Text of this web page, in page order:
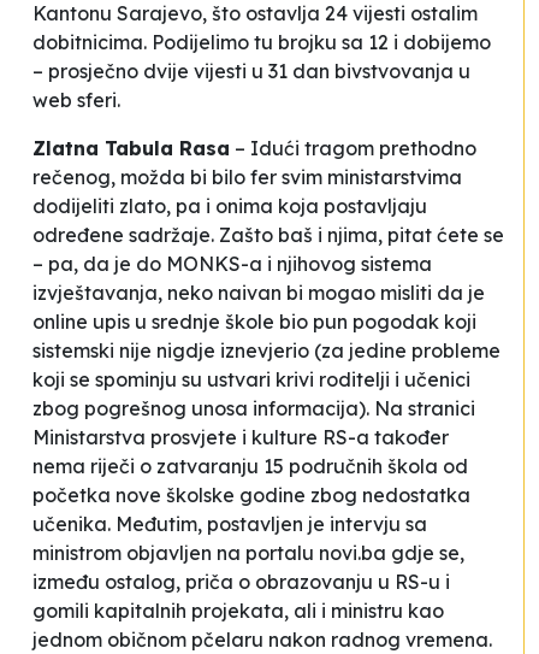
Kantonu Sarajevo, što ostavlja 24 vijesti ostalim
dobitnicima. Podijelimo tu brojku sa 12 i dobijemo
– prosječno dvije vijesti u 31 dan bivstvovanja u
web sferi.
Zlatna Tabula Rasa – Idući tragom prethodno
rečenog, možda bi bilo fer svim ministarstvima
dodijeliti zlato, pa i onima koja postavljaju
određene sadržaje. Zašto baš i njima, pitat ćete se
– pa, da je do MONKS-a i njihovog sistema
izvještavanja, neko naivan bi mogao misliti da je
online upis u srednje škole bio pun pogodak koji
sistemski nije nigdje iznevjerio (za jedine probleme
koji se spominju su ustvari krivi roditelji i učenici
zbog pogrešnog unosa informacija). Na stranici
Ministarstva prosvjete i kulture RS-a također
nema riječi o zatvaranju 15 područnih škola od
početka nove školske godine zbog nedostatka
učenika. Međutim, postavljen je intervju sa
ministrom objavljen na portalu novi.ba gdje se,
između ostalog, priča o obrazovanju u RS-u i
gomili kapitalnih projekata, ali i ministru kao
jednom običnom pčelaru nakon radnog vremena.